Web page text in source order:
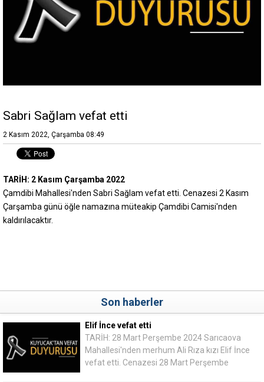
Sabri Sağlam vefat etti
2 Kasım 2022, Çarşamba 08:49
TARİH: 2 Kasım Çarşamba 2022
Çamdibi Mahallesi'nden Sabri Sağlam vefat etti. Cenazesi 2 Kasım
Çarşamba günü öğle namazına müteakip Çamdibi Camisi'nden
kaldırılacaktır.
Son haberler
Elif İnce vefat etti
TARİH: 28 Mart Perşembe 2024 Sarıcaova
Mahallesi'nden merhum Ali Rıza kızı Elif İnce
vefat etti. Cenazesi 28 Mart Perşembe